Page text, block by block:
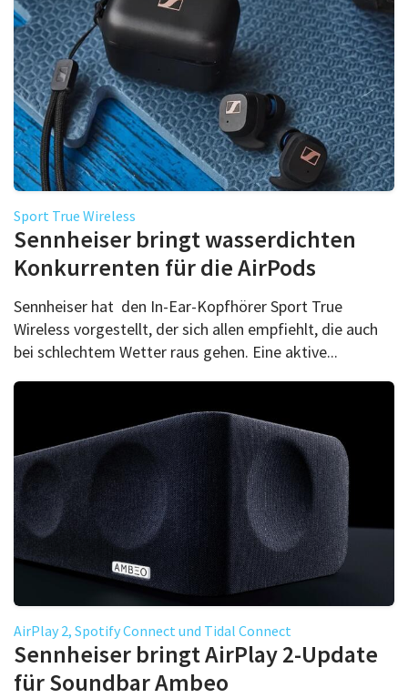
Sport True Wireless
Sennheiser bringt wasserdichten
Konkurrenten für die AirPods
Sennheiser hat den In-Ear-Kopfhörer Sport True
Wireless vorgestellt, der sich allen empfiehlt, die auch
bei schlechtem Wetter raus gehen. Eine aktive...
AirPlay 2, Spotify Connect und Tidal Connect
Sennheiser bringt AirPlay 2-Update
für Soundbar Ambeo